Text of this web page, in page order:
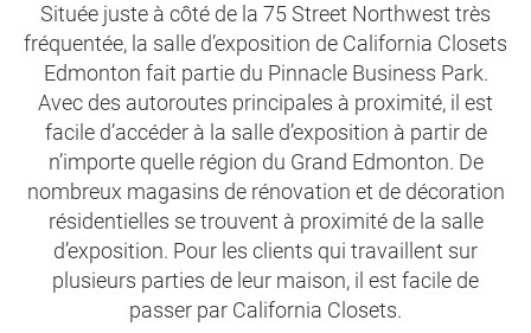
Située juste à côté de la 75 Street Northwest très
fréquentée, la salle d’exposition de California Closets
Edmonton fait partie du Pinnacle Business Park.
Avec des autoroutes principales à proximité, il est
facile d’accéder à la salle d’exposition à partir de
n’importe quelle région du Grand Edmonton. De
nombreux magasins de rénovation et de décoration
résidentielles se trouvent à proximité de la salle
d’exposition. Pour les clients qui travaillent sur
plusieurs parties de leur maison, il est facile de
passer par California Closets.